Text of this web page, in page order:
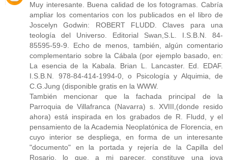
Muy interesante. Buena calidad de los fotogramas. Cabría
ampliar los comentarios con los publicados en el libro de
Joscelyn Godwin: ROBERT FLUDD. Claves para una
teología del Universo. Editorial Swan,S.L. I.S.B.N. 84-
85595-59-9. Echo de menos, también, algún comentario
complementario sobre la Cábala (por ejemplo basado, en:
La esencia de la Kabala. Brian L. Lancaster. Ed. EDAF.
I.S.B.N. 978-84-414-1994-0, o Psicología y Alquimia, de
C.G.Jung (disponible gratis en la WWW.
También mencionar que la fachada principal de la
Parroquia de Villafranca (Navarra) s. XVIII,(donde resido
ahora) está inspirada en los grabados de R. Fludd, y el
pensamiento de la Academia Neoplatónica de Florencia, en
cuyo interior se despliega, en forma de un interesante
"documento" en la portada y rejería de la Capilla del
Rosario, lo que, a mi parecer, constituye una joya